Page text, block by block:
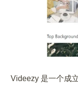
Videezy 是一个成